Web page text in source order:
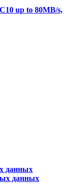
up to 80MB/s,
данных
данных